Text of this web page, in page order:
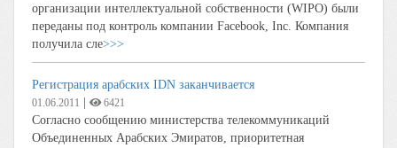
организации интеллектуальной собственности (WIPO) были
переданы под контроль компании Facebook, Inc. Компания
получила сле>>>
Регистрация арабских IDN заканчивается
01.06.2011 6421
Согласно сообщению министерства телекоммуникаций
Объединенных Арабских Эмиратов, приоритетная